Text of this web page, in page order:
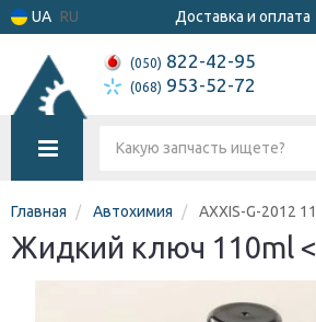
UA RU Доставка и оплата
(050) 822-42-95
(068) 953-52-72
Главная Автохимия AXXIS-G-2012
Жидкий ключ 110ml